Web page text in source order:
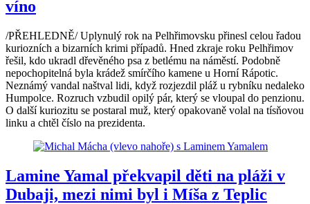
víno
/PŘEHLEDNĚ/ Uplynulý rok na Pelhřimovsku přinesl celou řadou
kuriozních a bizarních krimi případů. Hned zkraje roku Pelhřimov
řešil, kdo ukradl dřevěného psa z betlému na náměstí. Podobně
nepochopitelná byla krádež smírčího kamene u Horní Rápotic.
Neznámý vandal naštval lidi, když rozjezdil pláž u rybníku nedaleko
Humpolce. Rozruch vzbudil opilý pár, který se vloupal do penzionu.
O další kuriozitu se postaral muž, který opakovaně volal na tísňovou
linku a chtěl číslo na prezidenta.
Lamine Yamal překvapil děti na pláži v
Dubaji, mezi nimi byl i Míša z Teplic